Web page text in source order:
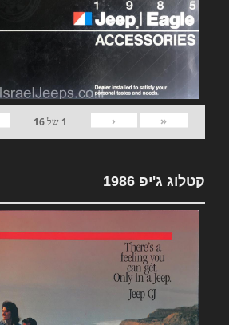
«
‹
1 של16
קטלוג ג'יפ 1986